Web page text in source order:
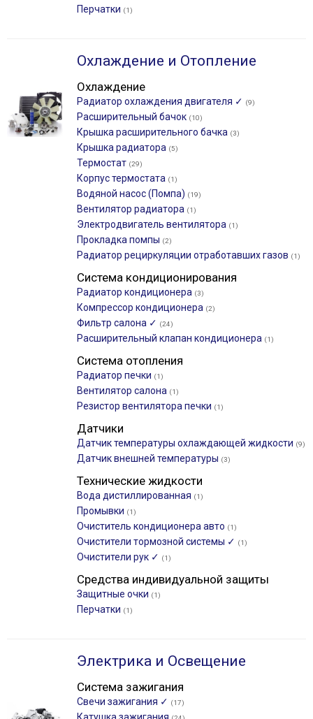
Перчатки (1)
Охлаждение и Отопление
Охлаждение
Радиатор охлаждения двигателя ✓ (9)
Расширительный бачок (10)
Крышка расширительного бачка (3)
Крышка радиатора (5)
Термостат (29)
Корпус термостата (1)
Водяной насос (Помпа) (19)
Вентилятор радиатора (1)
Электродвигатель вентилятора (1)
Прокладка помпы (2)
Радиатор рециркуляции отработавших газов (1)
Система кондиционирования
Радиатор кондиционера (3)
Компрессор кондиционера (2)
Фильтр салона ✓ (24)
Расширительный клапан кондиционера (1)
Система отопления
Радиатор печки (1)
Вентилятор салона (1)
Резистор вентилятора печки (1)
Датчики
Датчик температуры охлаждающей жидкости (9)
Датчик внешней температуры (3)
Технические жидкости
Вода дистиллированная (1)
Промывки (1)
Очиститель кондиционера авто (1)
Очистители тормозной системы ✓ (1)
Очистители рук ✓ (1)
Средства индивидуальной защиты
Защитные очки (1)
Перчатки (1)
Электрика и Освещение
Система зажигания
Свечи зажигания ✓ (17)